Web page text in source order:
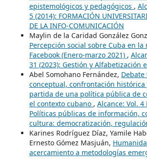
epistemológicos y pedagógicos ,
5 (2014): FORMACIÓN
DE LA INFO-COMUNICACIÓN
Maylin de la Caridad González
Percepción social sobre Cuba en la
Facebook (Enero-marzo 2021) ,
31 (2023): Gestión y Alfabetización
Abel Somohano Fernández, Debate
conceptual, confrontación histórica
partida de una política pública de
el contexto cubano , Alcance: Vol. 4
Políticas públicas de información,
cultura: democratización,
Karines Rodríguez Díaz, Yamile
Ernesto Gómez Masjuán,
acercamiento a metodologías